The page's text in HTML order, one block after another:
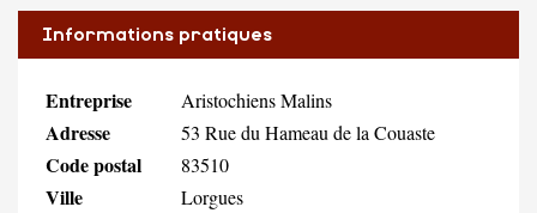
Informations pratiques
Entreprise Aristochiens Malins
Adresse 53 Rue du Hameau de la Couaste
Code postal 83510
Ville Lorgues